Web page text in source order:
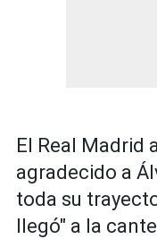
El Real Madrid
agradecido a
toda su
llegó" a la